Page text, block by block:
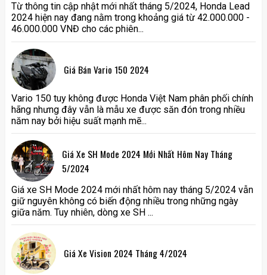
Từ thông tin cập nhật mới nhất tháng 5/2024, Honda Lead
2024 hiện nay đang nằm trong khoảng giá từ 42.000.000 -
46.000.000 VNĐ cho các phiên...
Giá Bán Vario 150 2024
Vario 150 tuy không được Honda Việt Nam phân phối chính
hãng nhưng đây vẫn là mẫu xe được săn đón trong nhiều
năm nay bởi hiệu suất mạnh mẽ...
Giá Xe SH Mode 2024 Mới Nhất Hôm Nay Tháng
5/2024
Giá xe SH Mode 2024 mới nhất hôm nay tháng 5/2024 vẫn
giữ nguyên không có biến động nhiều trong những ngày
giữa năm. Tuy nhiên, dòng xe SH ...
Giá Xe Vision 2024 Tháng 4/2024